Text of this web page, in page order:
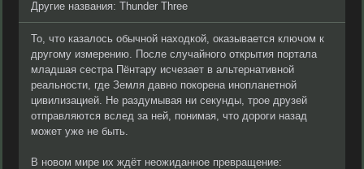
Другие названия: Thunder Three
То, что казалось обычной находкой, оказывается ключом к
другому измерению. После случайного открытия портала
младшая сестра Пёнтару исчезает в альтернативной
реальности, где Земля давно покорена инопланетной
цивилизацией. Не раздумывая ни секунды, трое друзей
отправляются вслед за ней, понимая, что дороги назад
может уже не быть.
В новом мире их ждёт неожиданное превращение: